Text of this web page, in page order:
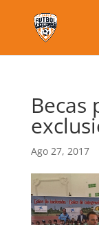
Becas
Ago 27, 2017